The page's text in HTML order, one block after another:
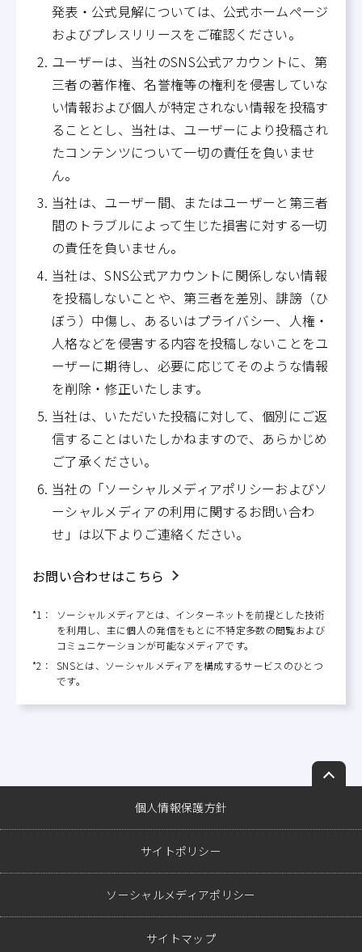
発表・公式見解については、公式ホームページ
およびプレスリリースをご確認ください。
ユーザーは、当社のSNS公式アカウントに、第
三者の著作権、名誉権等の権利を侵害していな
い情報および個人が特定されない情報を投稿す
ることとし、当社は、ユーザーにより投稿され
たコンテンツについて一切の責任を負いませ
ん。
当社は、ユーザー間、またはユーザーと第三者
間のトラブルによって生じた損害に対する一切
の責任を負いません。
当社は、SNS公式アカウントに関係しない情報
を投稿しないことや、第三者を差別、誹謗（ひ
ぼう）中傷し、あるいはプライバシー、人権・
人格などを侵害する内容を投稿しないことをユ
ーザーに期待し、必要に応じてそのような情報
を削除・修正いたします。
当社は、いただいた投稿に対して、個別にご返
信することはいたしかねますので、あらかじめ
ご了承ください。
当社の「ソーシャルメディアポリシーおよびソ
ーシャルメディアの利用に関するお問い合わ
せ」は以下よりご連絡ください。
お問い合わせはこちら
*1：
ソーシャルメディアとは、インターネットを前提とした技術
を利用し、主に個人の発信をもとに不特定多数の閲覧および
コミュニケーションが可能なメディアです。
*2：
SNSとは、ソーシャルメディアを構成するサービスのひとつ
です。
ペ
ト
プ
戻
個人情報保護方針
サイトポリシー
ソーシャルメディアポリシー
サイトマップ